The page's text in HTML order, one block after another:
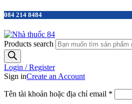
084 214 8484
Products search
Login / Register
Sign inCreate an Account
Tên tài khoản hoặc địa chỉ email *